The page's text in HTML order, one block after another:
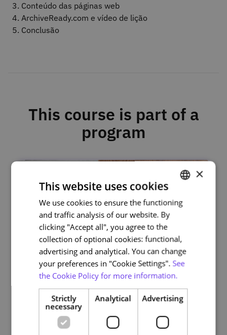
3. Conteúdo das páginas web
4. ArchiveReady.com e vídeo de lição
5. Conclusão
This course is part of a
program
A Web do passado: preservação e
pesquisa
A informação online desaparece rapidamente. Este
Programa ensina como preservar e pesquisar a
PORTUGUESE
ENGLISH
×
This website uses cookies
We use cookies to ensure the functioning
and traffic analysis of our website. By
clicking "Accept all", you agree to the
collection of optional cookies: functional,
advertising and analytical. You can change
your preferences in "Cookie Settings". See
the Cookie Policy for more information.
Strictly
necessary
Analytical Advertising